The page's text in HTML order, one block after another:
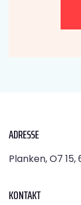
ADRESSE
Planken, O7 15,
KONTAKT